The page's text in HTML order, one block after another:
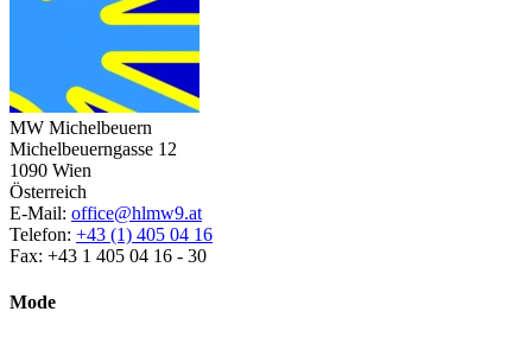
MW Michelbeuern
Michelbeuerngasse 12
1090 Wien
Österreich
E-Mail: office@hlmw9.at
Telefon: +43 (1) 405 04 16
Fax: +43 1 405 04 16 - 30
Mode